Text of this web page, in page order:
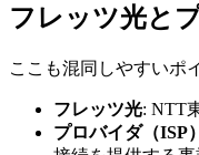
フレッツ光と
ここも混同しやすいポ
フレッツ光: NTT
プロバイダ（ISP）